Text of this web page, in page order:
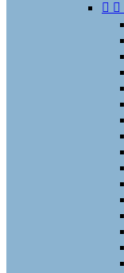
 